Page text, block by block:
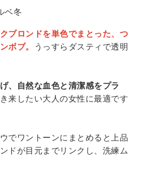
ベ冬
ブロンドを単色でまとった、つ
ボブ。
うっすらダスティで透明
、自然な血色と清潔感をプラ
来したい大人の女性に最適です
でワントーンにまとめると上品
ドが目元までリンクし、洗練ム